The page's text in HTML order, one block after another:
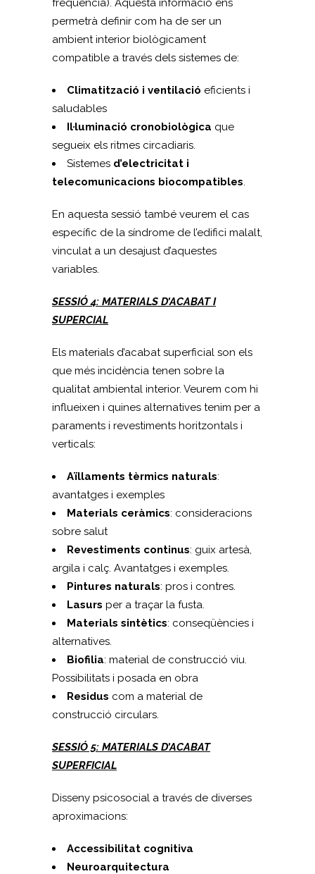
freqüència). Aquesta informació ens
permetrà definir com ha de ser un
ambient interior biològicament
compatible a través dels sistemes de:
Climatització i ventilació eficients i
saludables
Il·luminació cronobiològica que
segueix els ritmes circadiaris.
Sistemes d’electricitat i
telecomunicacions biocompatibles.
En aquesta sessió també veurem el cas
específic de la síndrome de l’edifici malalt,
vinculat a un desajust d’aquestes
variables.
SESSIÓ 4: MATERIALS D’ACABAT I
SUPERCIAL
Els materials d’acabat superficial son els
que més incidència tenen sobre la
qualitat ambiental interior. Veurem com hi
influeixen i quines alternatives tenim per a
paraments i revestiments horitzontals i
verticals:
Aïllaments tèrmics naturals:
avantatges i exemples
Materials ceràmics: consideracions
sobre salut
Revestiments continus: guix artesà,
argila i calç. Avantatges i exemples.
Pintures naturals: pros i contres.
Lasurs per a traçar la fusta.
Materials sintètics: conseqüències i
alternatives.
Biofilia: material de construcció viu.
Possibilitats i posada en obra
Residus com a material de
construcció circulars.
SESSIÓ 5: MATERIALS D’ACABAT
SUPERFICIAL
Disseny psicosocial a través de diverses
aproximacions:
Accessibilitat cognitiva
Neuroarquitectura